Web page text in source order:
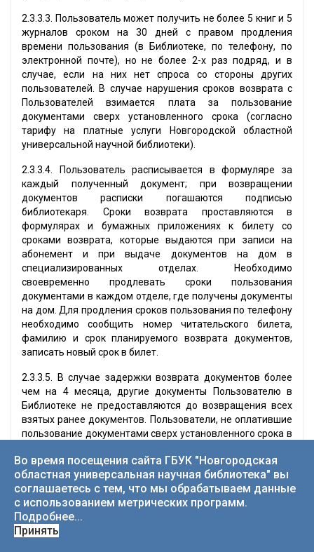
2.3.3.3. Пользователь может получить не более 5 книг и 5
журналов сроком на 30 дней с правом продления
времени пользования (в Библиотеке, по телефону, по
электронной почте), но не более 2-х раз подряд, и в
случае, если на них нет спроса со стороны других
пользователей. В случае нарушения сроков возврата с
Пользователей взимается плата за пользование
документами сверх установленного срока (согласно
тарифу на платные услуги Новгородской областной
универсальной научной библиотеки).
2.3.3.4. Пользователь расписывается в формуляре за
каждый полученный документ; при возвращении
документов расписки погашаются подписью
библиотекаря. Сроки возврата проставляются в
формулярах и бумажных приложениях к билету со
сроками возврата, которые выдаются при записи на
абонемент и при выдаче документов на дом в
специализированных отделах. Необходимо
своевременно продлевать сроки пользования
документами в каждом отделе, где получены документы
на дом. Для продления сроков пользования по телефону
необходимо сообщить номер читательского билета,
фамилию и срок планируемого возврата документов,
записать новый срок в билет.
2.3.3.5. В случае задержки возврата документов более
чем на 4 месяца, другие документы Пользователю в
Библиотеке не предоставляются до возвращения всех
взятых ранее документов. Пользователи, не оплатившие
пользование документами сверх установленного срока в
пользоваться только читальными залами Библиотеки.
3. Права и обязанности
пользователей
3.1. Пользователи библиотеки имеют право:
Во время посещения сайта ГБУК "Новгородская
областная универсальная научная библиотека" вы
соглашаетесь с тем, что мы обрабатываем данные
с использованием метрических программ.
Подробнее...
Принять